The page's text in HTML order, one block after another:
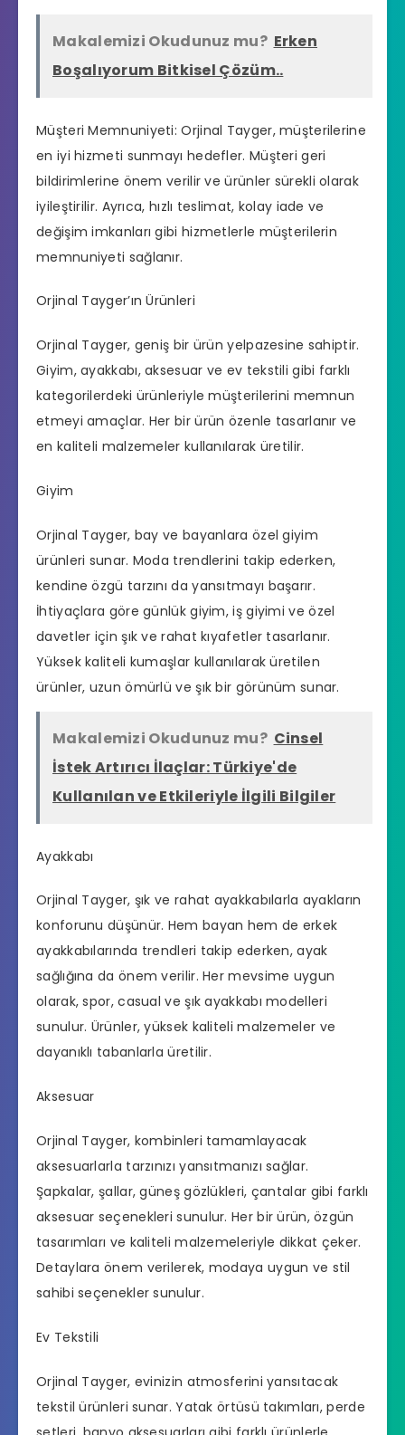
Makalemizi Okudunuz mu? Erken
Boşalıyorum Bitkisel Çözüm..
Müşteri Memnuniyeti: Orjinal Tayger, müşterilerine
en iyi hizmeti sunmayı hedefler. Müşteri geri
bildirimlerine önem verilir ve ürünler sürekli olarak
iyileştirilir. Ayrıca, hızlı teslimat, kolay iade ve
değişim imkanları gibi hizmetlerle müşterilerin
memnuniyeti sağlanır.
Orjinal Tayger’ın Ürünleri
Orjinal Tayger, geniş bir ürün yelpazesine sahiptir.
Giyim, ayakkabı, aksesuar ve ev tekstili gibi farklı
kategorilerdeki ürünleriyle müşterilerini memnun
etmeyi amaçlar. Her bir ürün özenle tasarlanır ve
en kaliteli malzemeler kullanılarak üretilir.
Giyim
Orjinal Tayger, bay ve bayanlara özel giyim
ürünleri sunar. Moda trendlerini takip ederken,
kendine özgü tarzını da yansıtmayı başarır.
İhtiyaçlara göre günlük giyim, iş giyimi ve özel
davetler için şık ve rahat kıyafetler tasarlanır.
Yüksek kaliteli kumaşlar kullanılarak üretilen
ürünler, uzun ömürlü ve şık bir görünüm sunar.
Makalemizi Okudunuz mu? Cinsel
İstek Artırıcı İlaçlar: Türkiye'de
Kullanılan ve Etkileriyle İlgili Bilgiler
Ayakkabı
Orjinal Tayger, şık ve rahat ayakkabılarla ayakların
konforunu düşünür. Hem bayan hem de erkek
ayakkabılarında trendleri takip ederken, ayak
sağlığına da önem verilir. Her mevsime uygun
olarak, spor, casual ve şık ayakkabı modelleri
sunulur. Ürünler, yüksek kaliteli malzemeler ve
dayanıklı tabanlarla üretilir.
Aksesuar
Orjinal Tayger, kombinleri tamamlayacak
aksesuarlarla tarzınızı yansıtmanızı sağlar.
Şapkalar, şallar, güneş gözlükleri, çantalar gibi farklı
aksesuar seçenekleri sunulur. Her bir ürün, özgün
tasarımları ve kaliteli malzemeleriyle dikkat çeker.
Detaylara önem verilerek, modaya uygun ve stil
sahibi seçenekler sunulur.
Ev Tekstili
Orjinal Tayger, evinizin atmosferini yansıtacak
tekstil ürünleri sunar. Yatak örtüsü takımları, perde